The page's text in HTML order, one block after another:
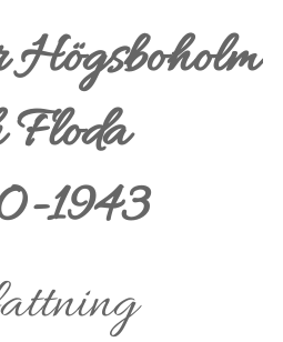
Högsboholm
Floda
1943